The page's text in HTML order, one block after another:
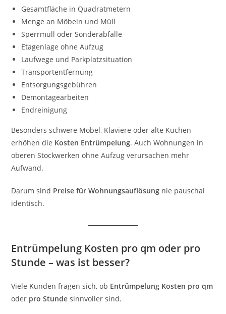
Gesamtfläche in Quadratmetern
Menge an Möbeln und Müll
Sperrmüll oder Sonderabfälle
Etagenlage ohne Aufzug
Laufwege und Parkplatzsituation
Transportentfernung
Entsorgungsgebühren
Demontagearbeiten
Endreinigung
Besonders schwere Möbel, Klaviere oder alte Küchen
erhöhen die Kosten Entrümpelung. Auch Wohnungen in
oberen Stockwerken ohne Aufzug verursachen mehr
Aufwand.
Darum sind Preise für Wohnungsauflösung nie pauschal
identisch.
Entrümpelung Kosten pro qm oder pro
Stunde – was ist besser?
Viele Kunden fragen sich, ob Entrümpelung Kosten pro qm
oder pro Stunde sinnvoller sind.